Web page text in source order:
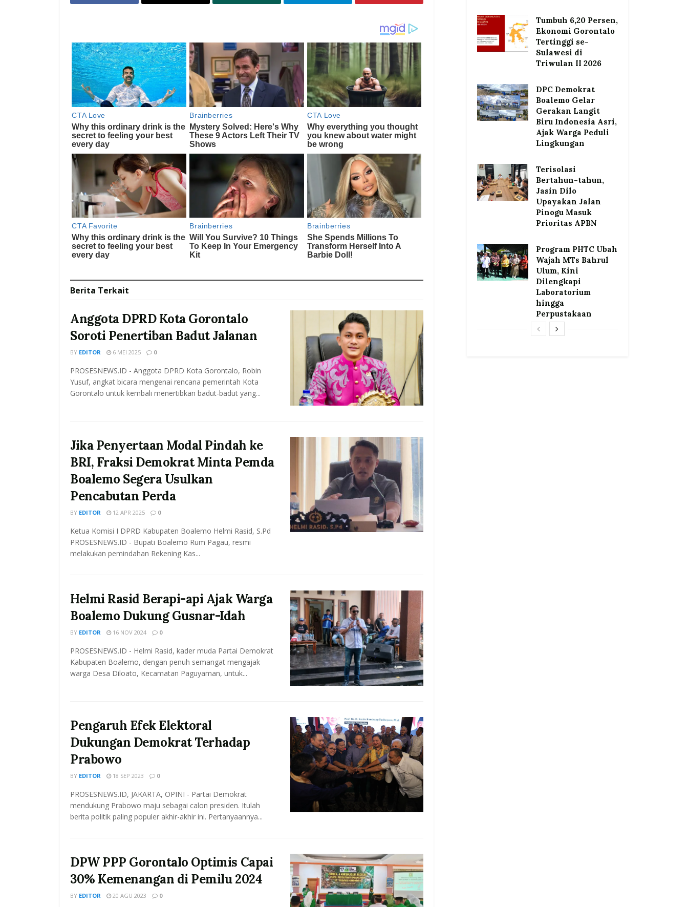
Berita Terkait
Anggota DPRD Kota Gorontalo
Soroti Penertiban Badut Jalanan
BY EDITOR 6 MEI 2025 0
PROSESNEWS.ID - Anggota DPRD Kota Gorontalo, Robin
Yusuf, angkat bicara mengenai rencana pemerintah Kota
Gorontalo untuk kembali menertibkan badut-badut yang...
Jika Penyertaan Modal Pindah ke
BRI, Fraksi Demokrat Minta Pemda
Boalemo Segera Usulkan
Pencabutan Perda
BY EDITOR 12 APR 2025 0
Ketua Komisi I DPRD Kabupaten Boalemo Helmi Rasid, S.Pd
PROSESNEWS.ID - Bupati Boalemo Rum Pagau, resmi
melakukan pemindahan Rekening Kas...
Helmi Rasid Berapi-api Ajak Warga
Boalemo Dukung Gusnar-Idah
BY EDITOR 16 NOV 2024 0
PROSESNEWS.ID - Helmi Rasid, kader muda Partai Demokrat
Kabupaten Boalemo, dengan penuh semangat mengajak
warga Desa Diloato, Kecamatan Paguyaman, untuk...
Pengaruh Efek Elektoral
Dukungan Demokrat Terhadap
Prabowo
BY EDITOR 18 SEP 2023 0
PROSESNEWS.ID, JAKARTA, OPINI - Partai Demokrat
mendukung Prabowo maju sebagai calon presiden. Itulah
berita politik paling populer akhir-akhir ini. Pertanyaannya...
DPW PPP Gorontalo Optimis Capai
30% Kemenangan di Pemilu 2024
BY EDITOR 20 AGU 2023 0
Tumbuh 6,20 Persen,
Ekonomi Gorontalo
Tertinggi se-
Sulawesi di
Triwulan II 2026
DPC Demokrat
Boalemo Gelar
Gerakan Langit
Biru Indonesia Asri,
Ajak Warga Peduli
Lingkungan
Terisolasi
Bertahun-tahun,
Jasin Dilo
Upayakan Jalan
Pinogu Masuk
Prioritas APBN
Program PHTC Ubah
Wajah MTs Bahrul
Ulum, Kini
Dilengkapi
Laboratorium
hingga
Perpustakaan